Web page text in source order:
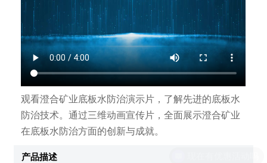
观看澄合矿业底板水防治演示片，了解先进的底板水
防治技术。通过三维动画宣传片，全面展示澄合矿业
在底板水防治方面的创新与成就。
产品描述